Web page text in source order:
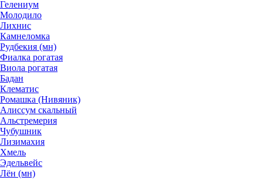
Гелениум
Молодило
Лихнис
Камнеломка
Рудбекия (мн)
Фиалка рогатая
Виола рогатая
Бадан
Клематис
Ромашка (Нивяник)
Алиссум скальный
Альстремерия
Чубушник
Лизимахия
Хмель
Эдельвейс
Лён (мн)